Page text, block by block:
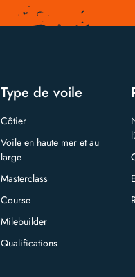
Type de voile
Côtier
Voile en haute mer et au
large
Masterclass
Course
Milebuilder
Qualifications